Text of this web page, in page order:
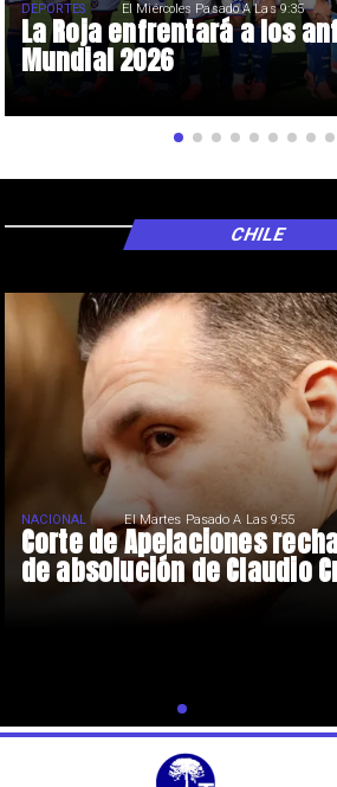
La Roja enfrentará a los
Mundial 2026
DEPORTES El Miércoles Pasado A Las 9:35
Corte de Apelaciones
de absolución de Claudio
NACIONAL El Martes Pasado A Las 9:55
CHILE